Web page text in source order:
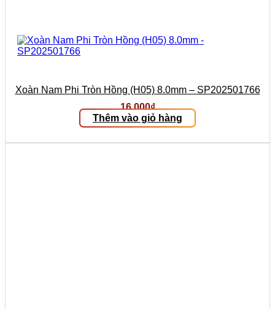
Xoàn Nam Phi Tròn Hồng (H05) 8.0mm – SP202501766
16.000₫
Thêm vào giỏ hàng